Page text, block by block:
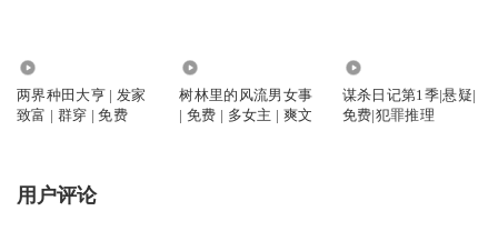
两界种田大亨 | 发家
致富 | 群穿 | 免费
树林里的风流男女事
| 免费 | 多女主 | 爽文
谋杀日记第1季|悬疑|
免费|犯罪推理
用户评论